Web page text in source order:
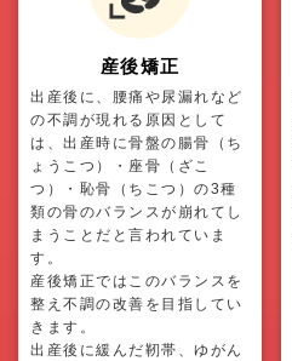
産後矯正
出産後に、腰痛や尿漏れなど
の不調が現れる原因として
は、出産時に骨盤の腸骨（ち
ょうこつ）・座骨（ざこ
つ）・恥骨（ちこつ）の3種
類の骨のバランスが崩れてし
まうことだと言われていま
す。
産後矯正ではこのバランスを
整え不調の改善を目指してい
きます。
出産後に緩んだ靭帯、ゆがん